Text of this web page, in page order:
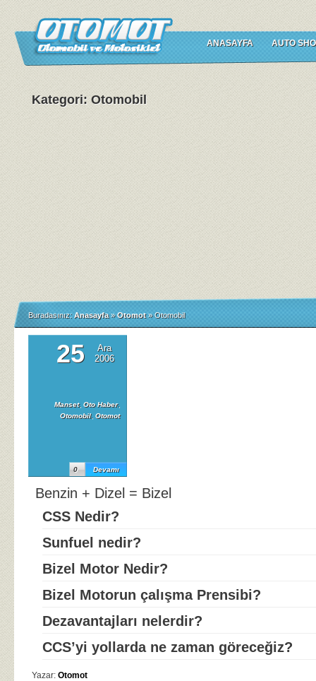
ANASAYFA AUTO
Kategori: Otomobil
Buradasınız: Anasayfa » Otomot » Otomobil
25
Ara
2006
Manset, Oto Haber,
Otomobil, Otomot
Devamı
0
Benzin + Dizel = Bizel
CSS Nedir?
Sunfuel nedir?
Bizel Motor Nedir?
Bizel Motorun çalışma Prensibi?
Dezavantajları nelerdir?
CCS’yi yollarda ne zaman göreceğiz?
Yazar: Otomot